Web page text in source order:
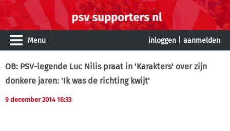
Menu inloggen aanmelden
OB: PSV-legende Luc Nilis praat in 'Karakters' over zijn
donkere jaren: 'Ik was de richting kwijt'
9 december 2014 16:33